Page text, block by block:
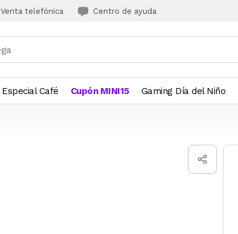
Venta telefónica Centro de ayuda
Especial Café Cupón MINI15 Gaming Día del Niño